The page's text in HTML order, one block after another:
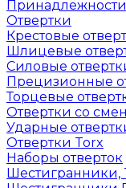
Принадлежности
Отвертки
Крестовые
Шлицевые
Силовые
Прецизионные
Торцевые
Отвертки со
Ударные
Отвертки Torx
Наборы отверток
Шестигранники,